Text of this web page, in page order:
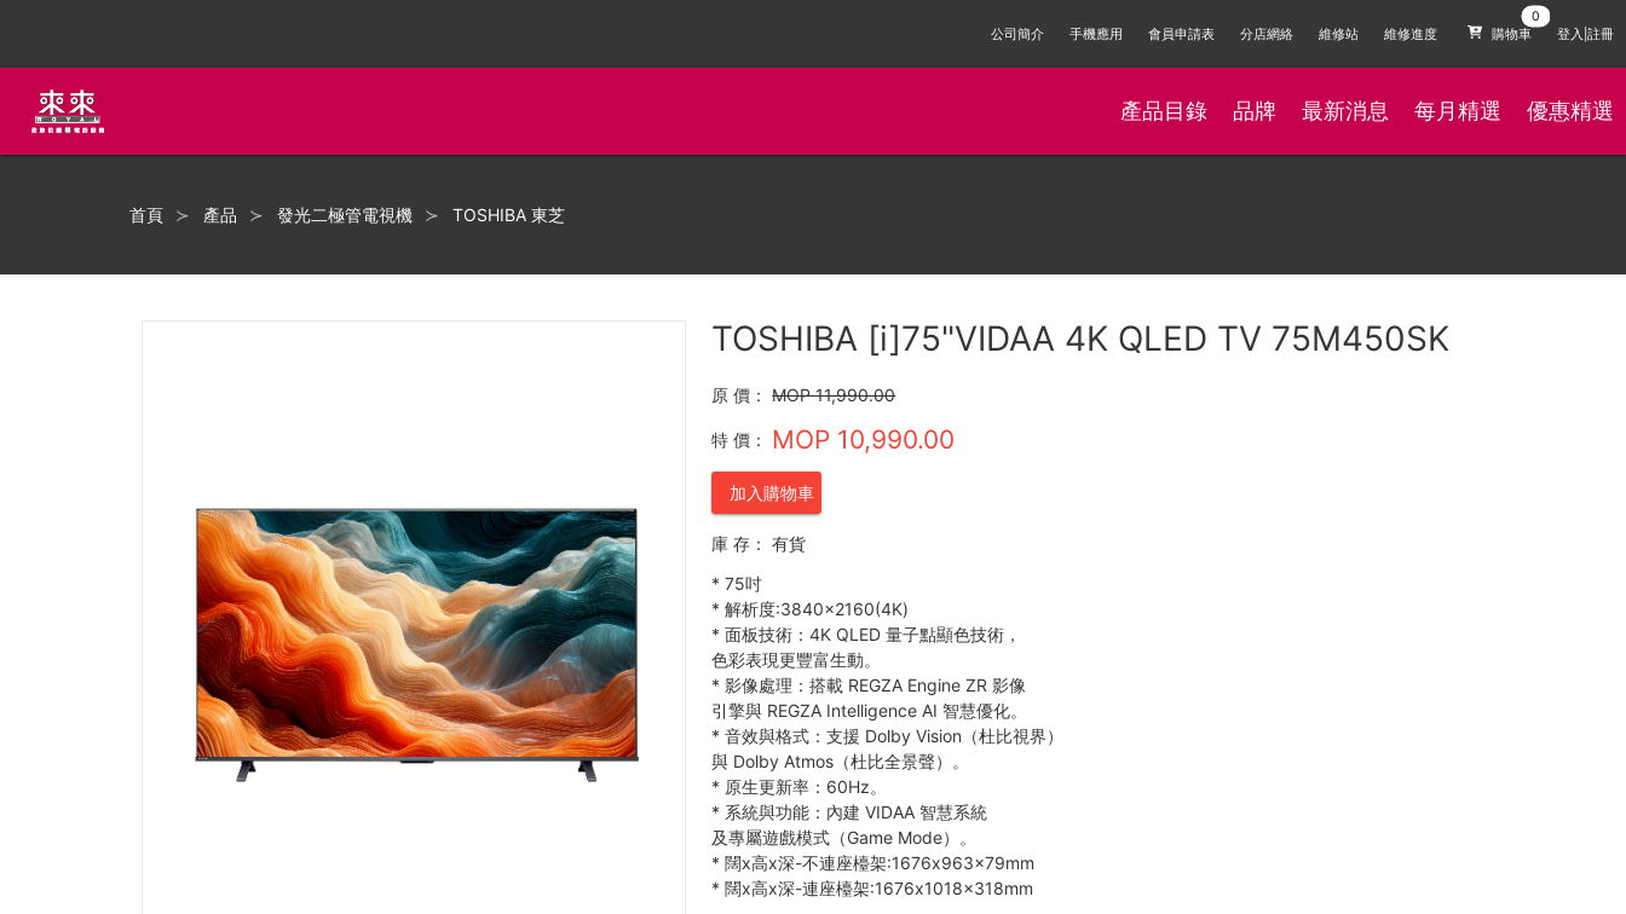
公司簡介 手機應用 會員申請表 分店網絡 維修站 維修進度 購物車 登入|註冊
產品目錄 品牌 最新消息 每月精選 優惠精選
首頁 產品 發光二極管電視機 TOSHIBA 東芝
TOSHIBA [i]75"VIDAA 4K QLED TV 75M450SK
原 價： MOP 11,990.00
特 價： MOP 10,990.00
加入購物車
庫 存：
有貨
* 75吋
* 解析度:3840×2160(4K)
* 面板技術：4K QLED 量子點顯色技術，
色彩表現更豐富生動。
* 影像處理：搭載 REGZA Engine ZR 影像
引擎與 REGZA Intelligence AI 智慧優化。
* 音效與格式：支援 Dolby Vision（杜比視界）
與 Dolby Atmos（杜比全景聲）。
* 原生更新率：60Hz。
* 系統與功能：內建 VIDAA 智慧系統
及專屬遊戲模式（Game Mode）。
* 闊x高x深-不連座檯架:1676x963x79mm
* 闊x高x深-連座檯架:1676x1018x318mm